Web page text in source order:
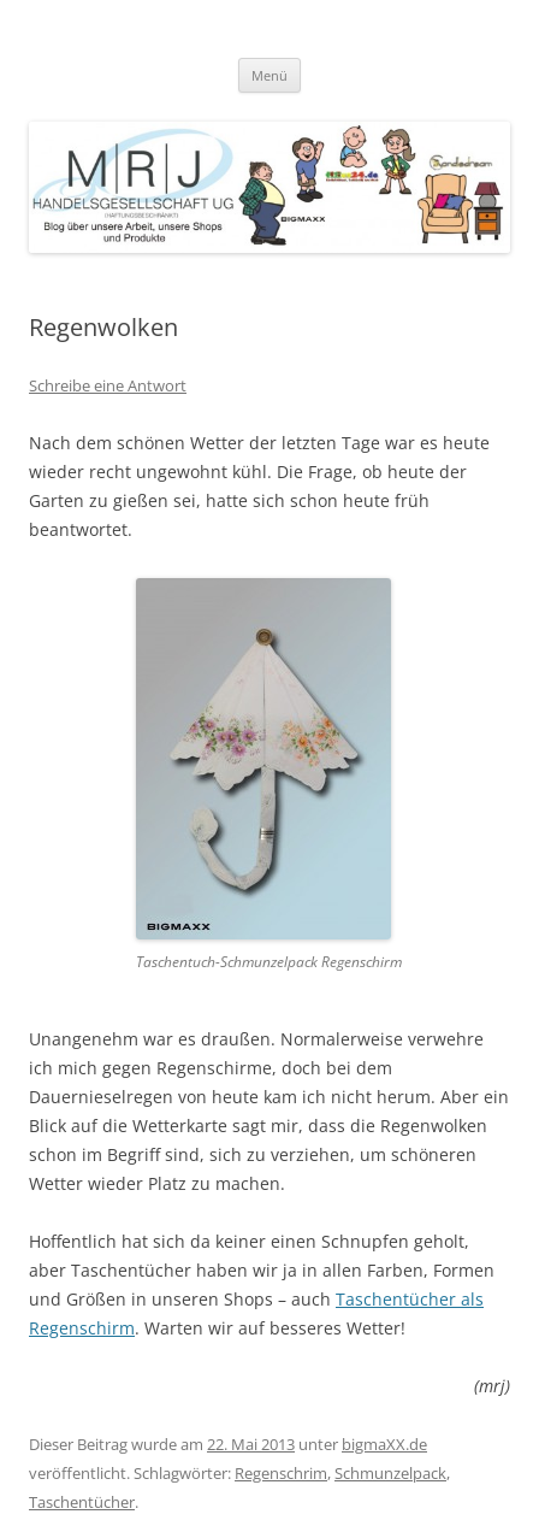
angebotene Produkte
Menü
Regenwolken
Schreibe eine Antwort
Nach dem schönen Wetter der letzten Tage war es heute
wieder recht ungewohnt kühl. Die Frage, ob heute der
Garten zu gießen sei, hatte sich schon heute früh
beantwortet.
Taschentuch-Schmunzelpack Regenschirm
Unangenehm war es draußen. Normalerweise verwehre
ich mich gegen Regenschirme, doch bei dem
Dauernieselregen von heute kam ich nicht herum. Aber ein
Blick auf die Wetterkarte sagt mir, dass die Regenwolken
schon im Begriff sind, sich zu verziehen, um schöneren
Wetter wieder Platz zu machen.
Hoffentlich hat sich da keiner einen Schnupfen geholt,
aber Taschentücher haben wir ja in allen Farben, Formen
und Größen in unseren Shops – auch Taschentücher als
Regenschirm. Warten wir auf besseres Wetter!
(mrj)
Dieser Beitrag wurde am 22. Mai 2013 unter bigmaXX.de
veröffentlicht. Schlagwörter: Regenschrim,Schmunzelpack,
Taschentücher.